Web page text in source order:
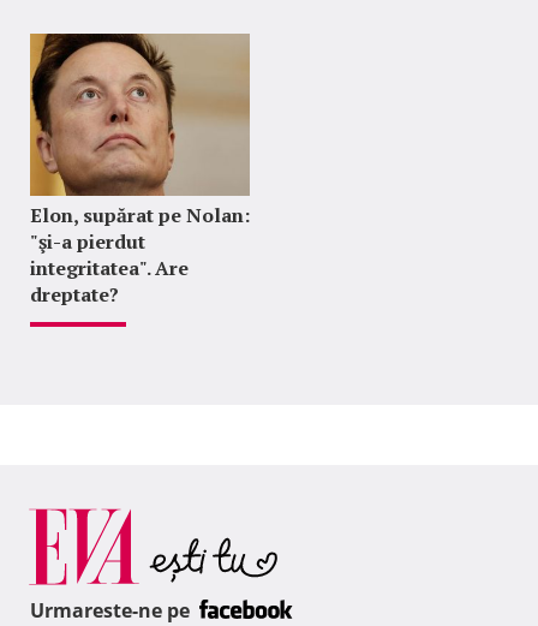
Elon, supărat pe Nolan:
"şi-a pierdut
integritatea". Are
dreptate?
Urmareste-ne pe